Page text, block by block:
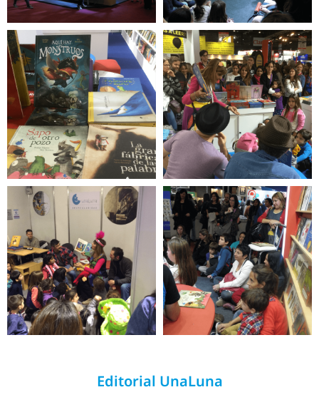
Editorial UnaLuna